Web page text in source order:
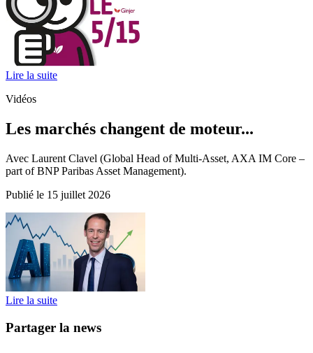
Lire la suite
Vidéos
Les marchés changent de moteur...
Avec Laurent Clavel (Global Head of Multi-Asset, AXA IM Core –
part of BNP Paribas Asset Management).
Publié le 15 juillet 2026
Lire la suite
Partager la news